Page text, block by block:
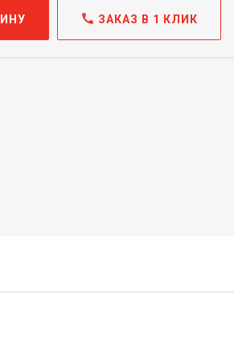
call ЗАКАЗ В 1 КЛИК